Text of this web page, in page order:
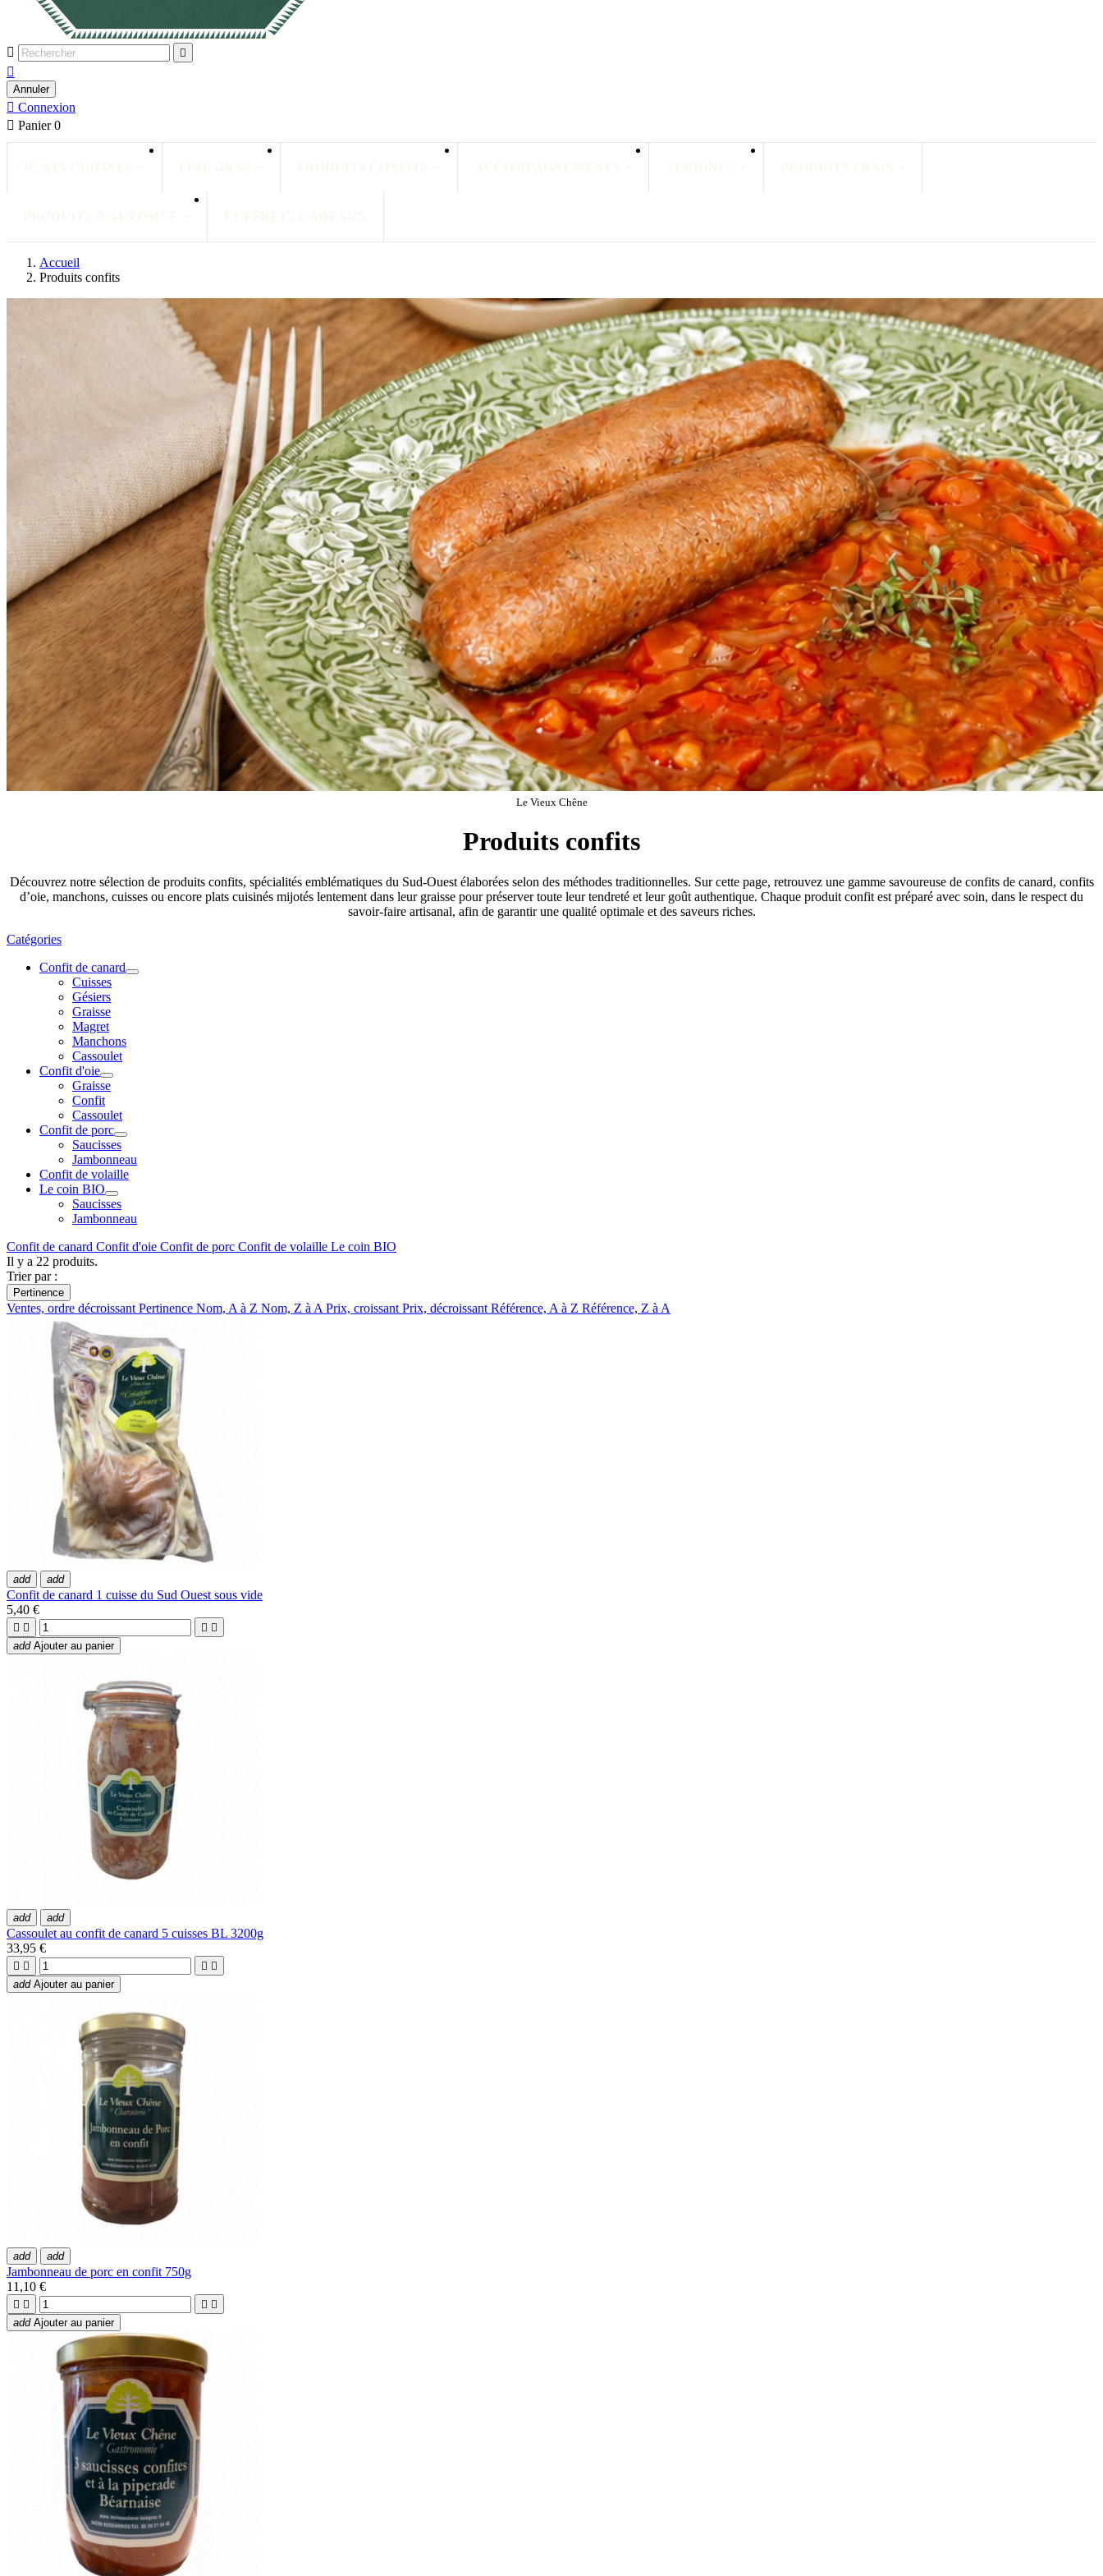
 

Annuler
 Connexion
 Panier 0
Accueil
Produits confits
Le Vieux Chêne
Produits confits
Découvrez notre sélection de produits confits, spécialités emblématiques du Sud-Ouest élaborées selon des méthodes traditionnelles. Sur cette page, retrouvez une gamme savoureuse de confits de canard, confits
d’oie, manchons, cuisses ou encore plats cuisinés mijotés lentement dans leur graisse pour préserver toute leur tendreté et leur goût authentique. Chaque produit confit est préparé avec soin, dans le respect du
savoir-faire artisanal, afin de garantir une qualité optimale et des saveurs riches.
Catégories
Confit de canard
Cuisses
Gésiers
Graisse
Magret
Manchons
Cassoulet
Confit d'oie
Graisse
Confit
Cassoulet
Confit de porc
Saucisses
Jambonneau
Confit de volaille
Le coin BIO
Saucisses
Jambonneau
Confit de canard Confit d'oie Confit de porc Confit de volaille Le coin BIO
Il y a 22 produits.
Trier par :
Pertinence
Ventes, ordre décroissant Pertinence Nom, A à Z Nom, Z à A Prix, croissant Prix, décroissant Référence, A à Z Référence, Z à A
add add
Confit de canard 1 cuisse du Sud Ouest sous vide
5,40 €
   
add Ajouter au panier
add add
Cassoulet au confit de canard 5 cuisses BL 3200g
33,95 €
   
add Ajouter au panier
add add
Jambonneau de porc en confit 750g
11,10 €
   
add Ajouter au panier